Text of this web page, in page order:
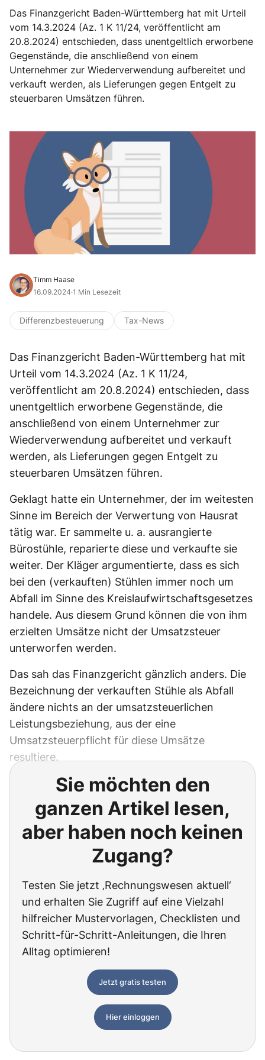
Das Finanzgericht Baden-Württemberg hat mit Urteil
vom 14.3.2024 (Az. 1 K 11/24, veröffentlicht am
20.8.2024) entschieden, dass unentgeltlich erworbene
Gegenstände, die anschließend von einem
Unternehmer zur Wiederverwendung aufbereitet und
verkauft werden, als Lieferungen gegen Entgelt zu
steuerbaren Umsätzen führen.
Timm Haase
16.09.2024·1 Min Lesezeit
Differenzbesteuerung Tax-News
Das Finanzgericht Baden-Württemberg hat mit
Urteil vom 14.3.2024 (Az. 1 K 11/24,
veröffentlicht am 20.8.2024) entschieden, dass
unentgeltlich erworbene Gegenstände, die
anschließend von einem Unternehmer zur
Wiederverwendung aufbereitet und verkauft
werden, als Lieferungen gegen Entgelt zu
steuerbaren Umsätzen führen.
Geklagt hatte ein Unternehmer, der im weitesten
Sinne im Bereich der Verwertung von Hausrat
tätig war. Er sammelte u. a. ausrangierte
Bürostühle, reparierte diese und verkaufte sie
weiter. Der Kläger argumentierte, dass es sich
bei den (verkauften) Stühlen immer noch um
Abfall im Sinne des Kreislaufwirtschaftsgesetzes
handele. Aus diesem Grund können die von ihm
erzielten Umsätze nicht der Umsatzsteuer
unterworfen werden.
Das sah das Finanzgericht gänzlich anders. Die
Bezeichnung der verkauften Stühle als Abfall
ändere nichts an der umsatzsteuerlichen
Leistungsbeziehung, aus der eine
Umsatzsteuerpflicht für diese Umsätze
resultiere.
Sie möchten den
ganzen Artikel lesen,
aber haben noch keinen
Zugang?
Testen Sie jetzt ‚Rechnungswesen aktuell‘
und erhalten Sie Zugriff auf eine Vielzahl
hilfreicher Mustervorlagen, Checklisten und
Schritt-für-Schritt-Anleitungen, die Ihren
Alltag optimieren!
Jetzt gratis testen
Hier einloggen